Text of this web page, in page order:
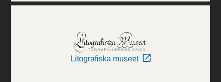
Litografiska museet